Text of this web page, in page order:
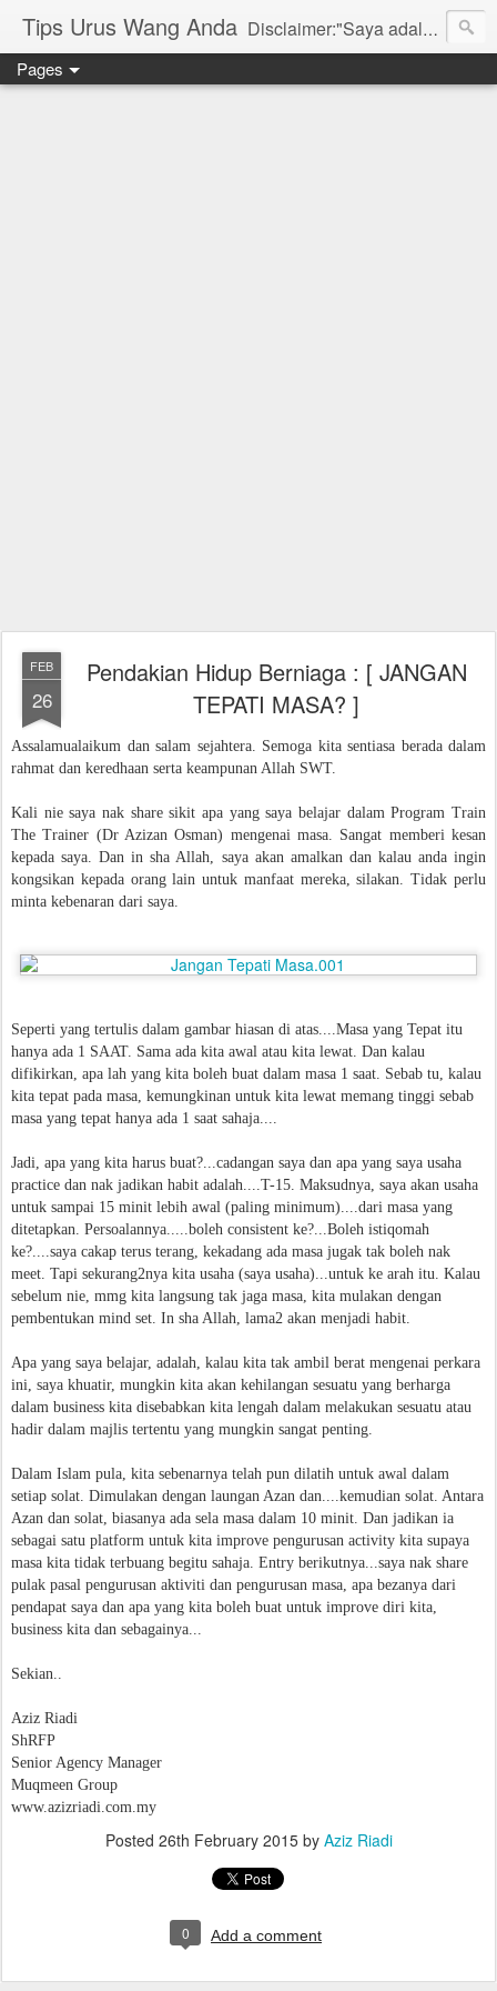
Tips Urus Wang Anda Disclaimer:"Saya adalah seorang agent di bawah agensi yang mewakili Syarikat PruBSN Takaful Bhd. Maklumat di dlm blog ini hanyalah penerangan ringkas dan berdasarkan pendapat peribadi saya dan bukan sebahagian daripada sijil. Saya dan syarikat PruBSN tidak akan bertanggungjawab sekiranya terdapat salah faham dalam apa yang disampaikan. Anda dinasihatkan untuk berjumpa terus dgn wakil sah utk mendapatkan penerangan yang lebih terperinci. Sila layari web rasmi di www.prubsn.com.my"
Pages
FEB
26
Pendakian Hidup Berniaga : [ JANGAN
TEPATI MASA? ]
Assalamualaikum dan salam sejahtera. Semoga kita sentiasa berada dalam
rahmat dan keredhaan serta keampunan Allah SWT.
Kali nie saya nak share sikit apa yang saya belajar dalam Program Train
The Trainer (Dr Azizan Osman) mengenai masa. Sangat memberi kesan
kepada saya. Dan in sha Allah, saya akan amalkan dan kalau anda ingin
kongsikan kepada orang lain untuk manfaat mereka, silakan. Tidak perlu
minta kebenaran dari saya.
Seperti yang tertulis dalam gambar hiasan di atas....Masa yang Tepat itu
hanya ada 1 SAAT. Sama ada kita awal atau kita lewat. Dan kalau
difikirkan, apa lah yang kita boleh buat dalam masa 1 saat. Sebab tu, kalau
kita tepat pada masa, kemungkinan untuk kita lewat memang tinggi sebab
masa yang tepat hanya ada 1 saat sahaja....
Jadi, apa yang kita harus buat?...cadangan saya dan apa yang saya usaha
practice dan nak jadikan habit adalah....T-15. Maksudnya, saya akan usaha
untuk sampai 15 minit lebih awal (paling minimum)....dari masa yang
ditetapkan. Persoalannya.....boleh consistent ke?...Boleh istiqomah
ke?....saya cakap terus terang, kekadang ada masa jugak tak boleh nak
meet. Tapi sekurang2nya kita usaha (saya usaha)...untuk ke arah itu. Kalau
sebelum nie, mmg kita langsung tak jaga masa, kita mulakan dengan
pembentukan mind set. In sha Allah, lama2 akan menjadi habit.
Apa yang saya belajar, adalah, kalau kita tak ambil berat mengenai perkara
ini, saya khuatir, mungkin kita akan kehilangan sesuatu yang berharga
dalam business kita disebabkan kita lengah dalam melakukan sesuatu atau
hadir dalam majlis tertentu yang mungkin sangat penting.
Dalam Islam pula, kita sebenarnya telah pun dilatih untuk awal dalam
setiap solat. Dimulakan dengan laungan Azan dan....kemudian solat. Antara
Azan dan solat, biasanya ada sela masa dalam 10 minit. Dan jadikan ia
sebagai satu platform untuk kita improve pengurusan activity kita supaya
masa kita tidak terbuang begitu sahaja. Entry berikutnya...saya nak share
pulak pasal pengurusan aktiviti dan pengurusan masa, apa bezanya dari
pendapat saya dan apa yang kita boleh buat untuk improve diri kita,
business kita dan sebagainya...
Sekian..
Aziz Riadi
ShRFP
Senior Agency Manager
Muqmeen Group
www.azizriadi.com.my
Posted 26th February 2015by Aziz Riadi
0 Add a comment